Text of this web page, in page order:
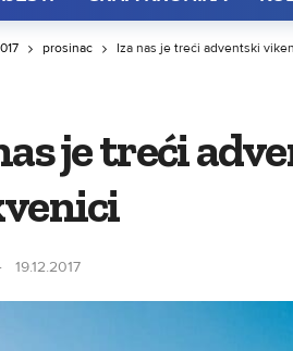
prosinac Iza nas je treći adventski
je treći
19.12.2017